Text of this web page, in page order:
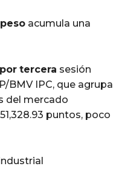
peso acumula una
por tercera sesión
BMV IPC, que agrupa
del mercado
puntos, poco